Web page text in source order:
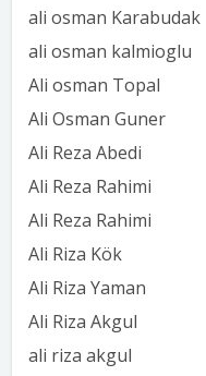
ali osman Karabudak
ali osman kalmioglu
Ali osman Topal
Ali Osman Guner
Ali Reza Abedi
Ali Reza Rahimi
Ali Reza Rahimi
Ali Riza Kök
Ali Riza Yaman
Ali Riza Akgul
ali riza akgul